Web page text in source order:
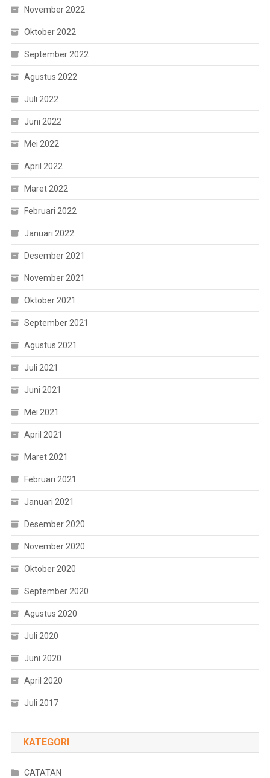
November 2022
Oktober 2022
September 2022
Agustus 2022
Juli 2022
Juni 2022
Mei 2022
April 2022
Maret 2022
Februari 2022
Januari 2022
Desember 2021
November 2021
Oktober 2021
September 2021
Agustus 2021
Juli 2021
Juni 2021
Mei 2021
April 2021
Maret 2021
Februari 2021
Januari 2021
Desember 2020
November 2020
Oktober 2020
September 2020
Agustus 2020
Juli 2020
Juni 2020
April 2020
Juli 2017
KATEGORI
CATATAN